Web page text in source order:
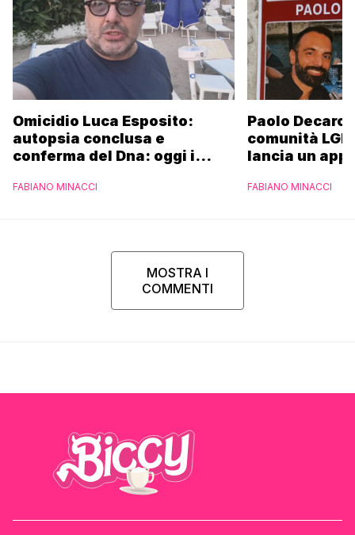
Omicidio Luca Esposito:
autopsia conclusa e
conferma del Dna: oggi i
FABIANO MINACCI
Paolo Decaro
comunità
lancia un
FABIANO MINACCI
MOSTRA I
COMMENTI